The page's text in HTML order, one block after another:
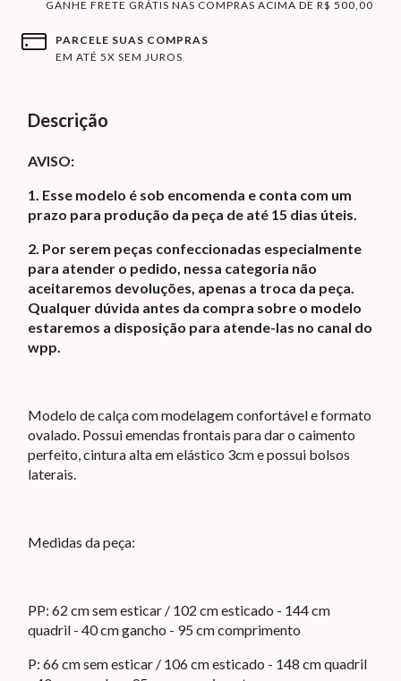
GANHE FRETE GRÁTIS NAS COMPRAS ACIMA DE R$ 500,00
PARCELE SUAS COMPRAS
EM ATÉ 5X SEM JUROS
Descrição
AVISO:
1. Esse modelo é sob encomenda e conta com um
prazo para produção da peça de até 15 dias úteis.
2. Por serem peças confeccionadas especialmente
para atender o pedido, nessa categoria não
aceitaremos devoluções, apenas a troca da peça.
Qualquer dúvida antes da compra sobre o modelo
estaremos a disposição para atende-las no canal do
wpp.
Modelo de calça com modelagem confortável e formato
ovalado. Possui emendas frontais para dar o caimento
perfeito, cintura alta em elástico 3cm e possui bolsos
laterais.
Medidas da peça:
PP: 62 cm sem esticar / 102 cm esticado - 144 cm
quadril - 40 cm gancho - 95 cm comprimento
P: 66 cm sem esticar / 106 cm esticado - 148 cm quadril